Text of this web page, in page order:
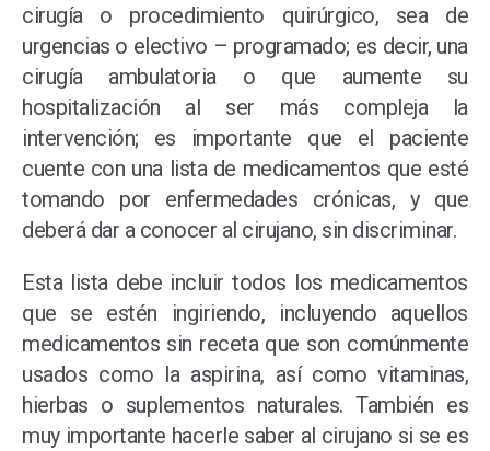
cirugía o procedimiento quirúrgico, sea de
urgencias o electivo – programado; es decir, una
cirugía ambulatoria o que aumente su
hospitalización al ser más compleja la
intervención; es importante que el paciente
cuente con una lista de medicamentos que esté
tomando por enfermedades crónicas, y que
deberá dar a conocer al cirujano, sin discriminar.
Esta lista debe incluir todos los medicamentos
que se estén ingiriendo, incluyendo aquellos
medicamentos sin receta que son comúnmente
usados como la aspirina, así como vitaminas,
hierbas o suplementos naturales. También es
muy importante hacerle saber al cirujano si se es